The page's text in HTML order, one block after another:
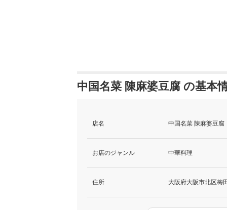
中国名菜 陳麻婆豆腐 の基本
店名 中国名菜 陳麻婆豆腐
お店のジャンル 中華料理
住所 大阪府大阪市北区